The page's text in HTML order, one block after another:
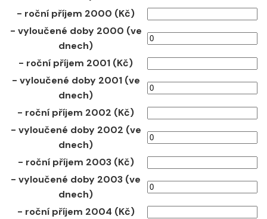
- roční příjem 2000 (Kč)
- vyloučené doby 2000 (ve
dnech)
- roční příjem 2001 (Kč)
- vyloučené doby 2001 (ve
dnech)
- roční příjem 2002 (Kč)
- vyloučené doby 2002 (ve
dnech)
- roční příjem 2003 (Kč)
- vyloučené doby 2003 (ve
dnech)
- roční příjem 2004 (Kč)